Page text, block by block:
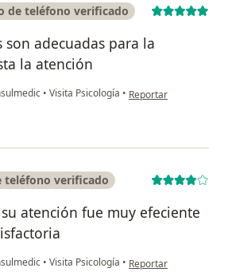
de teléfono verificado
son adecuadas para la
la atención
• Visita Psicología • en opinión del usuario
Reportar
teléfono verificado
atención fue muy efeciente
• Visita Psicología • en opinión del usuario
Reportar